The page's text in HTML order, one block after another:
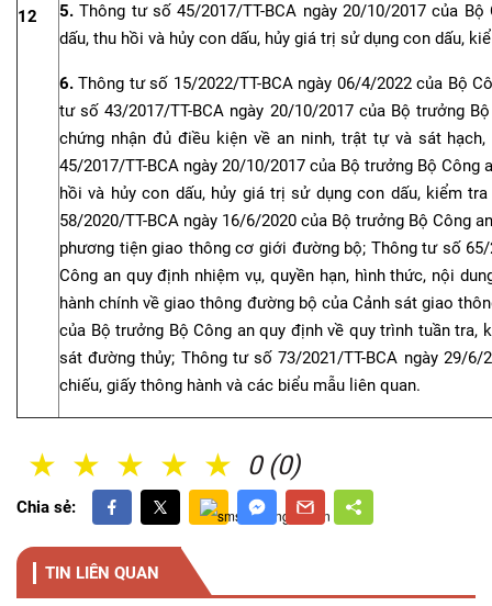
12 5. Thông tư số 45/2017/TT-BCA ngày 20/10/2017 của
dấu, thu hồi và hủy con dấu, hủy giá trị sử dụng con dấu,
6. Thông tư số 15/2022/TT-BCA ngày 06/4/2022 của Bộ
tư số 43/2017/TT-BCA ngày 20/10/2017 của Bộ trưởng
chứng nhận đủ điều kiện về an ninh, trật tự và sát
45/2017/TT-BCA ngày 20/10/2017 của Bộ trưởng Bộ
hồi và hủy con dấu, hủy giá trị sử dụng con dấu, kiểm
58/2020/TT-BCA ngày 16/6/2020 của Bộ trưởng Bộ Công
phương tiện giao thông cơ giới đường bộ; Thông tư số
Công an quy định nhiệm vụ, quyền hạn, hình thức, nội
hành chính về giao thông đường bộ của Cảnh sát giao
của Bộ trưởng Bộ Công an quy định về quy trình tuần tra,
sát đường thủy; Thông tư số 73/2021/TT-BCA ngày 29/
chiếu, giấy thông hành và các biểu mẫu liên quan.
0 (0)
5 Sao
4 Sao
3 Sao
2 Sao
1 Sao
Chia sẻ:
TIN LIÊN QUAN